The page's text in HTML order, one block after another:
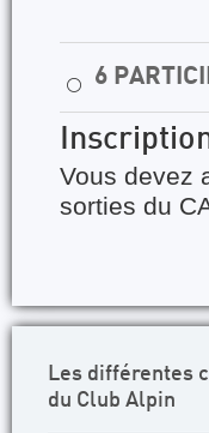
⚪ 6
Vous devez
sorties du
Les différentes
du Club Alpin